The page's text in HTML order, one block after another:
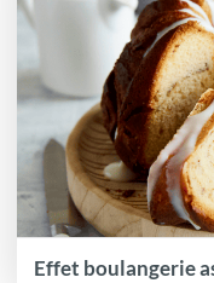
Effet boulangerie